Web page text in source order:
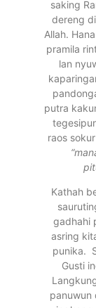
saking
dereng
Allah.
pramila
lan
putra
raos
Kathah
gadhahi
asring
punika.
Gusti
panuwun